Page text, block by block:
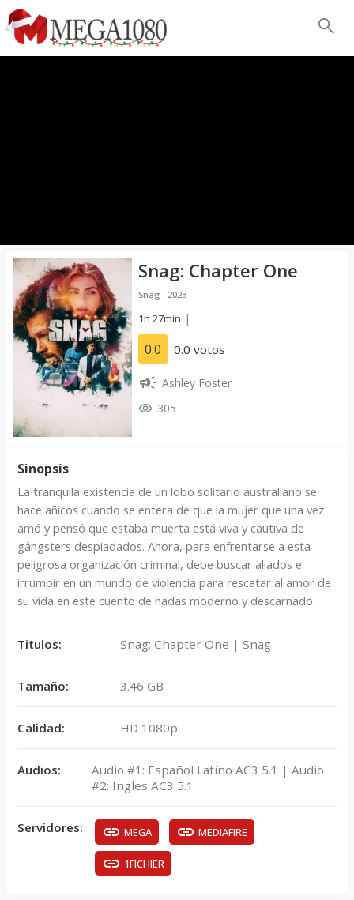
Snag: Chapter One
Snag 2023
1h 27min |
0.0 0.0 votos
Ashley Foster
305
Sinopsis
La tranquila existencia de un lobo solitario australiano se
hace añicos cuando se entera de que la mujer que una vez
amó y pensó que estaba muerta está viva y cautiva de
gángsters despiadados. Ahora, para enfrentarse a esta
peligrosa organización criminal, debe buscar aliados e
irrumpir en un mundo de violencia para rescatar al amor de
su vida en este cuento de hadas moderno y descarnado.
Titulos: Snag: Chapter One | Snag
Tamaño: 3.46 GB
Calidad: HD 1080p
Audios:
Audio #1: Español Latino AC3 5.1 | Audio
#2: Ingles AC3 5.1
Servidores: MEGA MEDIAFIRE
1FICHIER